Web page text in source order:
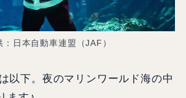
：日本自動車連盟（JAF）
以下。夜のマリンワールド海の中